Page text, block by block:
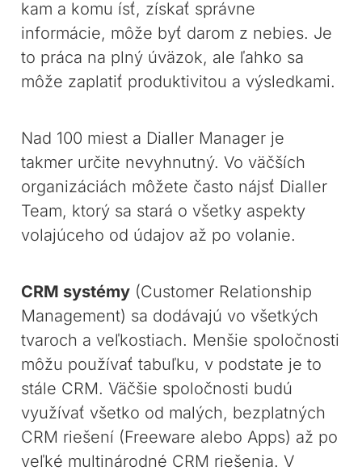
kam a komu ísť, získať správne
informácie, môže byť darom z nebies. Je
to práca na plný úväzok, ale ľahko sa
môže zaplatiť produktivitou a výsledkami.
Nad 100 miest a Dialler Manager je
takmer určite nevyhnutný. Vo väčších
organizáciách môžete často nájsť Dialler
Team, ktorý sa stará o všetky aspekty
volajúceho od údajov až po volanie.
CRM systémy (Customer Relationship
Management) sa dodávajú vo všetkých
tvaroch a veľkostiach. Menšie spoločnosti
môžu používať tabuľku, v podstate je to
stále CRM. Väčšie spoločnosti budú
využívať všetko od malých, bezplatných
CRM riešení (Freeware alebo Apps) až po
veľké multinárodné CRM riešenia. V